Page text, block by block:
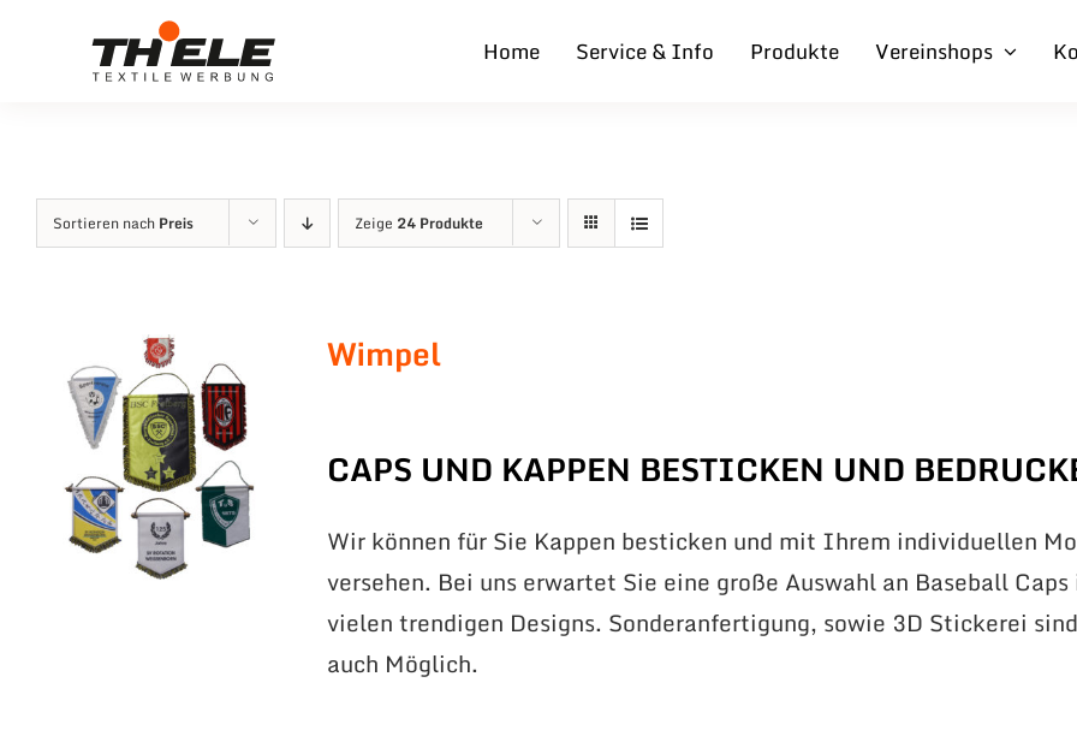
Home Service & Info Produkte Vereinshops
Sortieren nach Preis Zeige 24 Produkte
Wimpel
CAPS UND KAPPEN BESTICKEN UND
Wir können für Sie Kappen besticken und mit Ihrem individuellen
versehen. Bei uns erwartet Sie eine große Auswahl an Baseball Caps
vielen trendigen Designs. Sonderanfertigung, sowie 3D Stickerei sind
auch Möglich.